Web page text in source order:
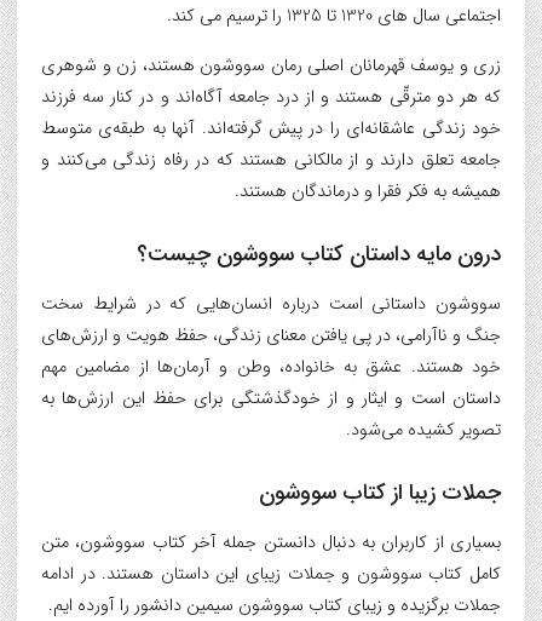
اجتماعی سال‌ های 1320 تا 1325 را ترسیم می‌ کند.
زری و یوسف قهرمانان اصلی رمان سووشون هستند، زن و شوهری
که هر دو مترقّی هستند و از درد جامعه آگاه‌اند و در کنار سه فرزند
خود زندگی عاشقانه‌ای را در پیش گرفته‌اند. آنها به طبقه‌ی متوسط
جامعه تعلق دارند و از مالکانی هستند که در رفاه زندگی می‌کنند و
همیشه به فکر فقرا و درماندگان هستند.
درون مایه داستان کتاب سووشون چیست؟
سووشون داستانی است درباره انسان‌هایی که در شرایط سخت
جنگ و ناآرامی، در پی یافتن معنای زندگی، حفظ هویت و ارزش‌های
خود هستند. عشق به خانواده، وطن و آرمان‌ها از مضامین مهم
داستان است و ایثار و از خودگذشتگی برای حفظ این ارزش‌ها به
تصویر کشیده می‌شود.
جملات زیبا از کتاب سووشون
بسیاری از کاربران به دنبال دانستن جمله آخر کتاب سووشون، متن
کامل کتاب سووشون و جملات زیبای این داستان هستند. در ادامه
جملات برگزیده و زیبای کتاب سووشون سیمین دانشور را آورده ایم.